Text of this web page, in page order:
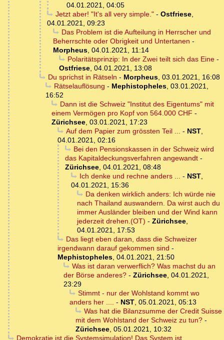
04.01.2021, 04:05
Jetzt aber! "It's all very simple."- Ostfriese,
04.01.2021, 09:23
Das Problem ist die Aufteilung in Herrscher und
Beherrschte oder Obrigkeit und Untertanen -
Morpheus, 04.01.2021, 11:14
Polaritätsprinzip: In der Zwei teilt sich das Eine-
Ostfriese, 04.01.2021, 13:08
Du sprichst in Rätseln - Morpheus, 03.01.2021, 16:08
Rätselauflösung - Mephistopheles, 03.01.2021,
16:52
Dann ist die Schweiz "Institut des Eigentums" mit
einem Vermögen pro Kopf von 564.000 CHF -
Zürichsee, 03.01.2021, 17:23
Auf dem Papier zum grössten Teil ... - NST,
04.01.2021, 02:16
Bei den Pensionskassen in der Schweiz wird
das Kapitaldeckungsverfahren angewandt -
Zürichsee, 04.01.2021, 08:48
Ich denke und rechne anders ... - NST,
04.01.2021, 15:36
Da denken wirklich anders: Ich würde nie
nach Thailand auswandern. Da wirst auch du
immer Ausländer bleiben und der Wind kann
jederzeit drehen.(OT) - Zürichsee,
04.01.2021, 17:53
Das liegt eben daran, dass die Schweizer
irgendwann darauf gekommen sind -
Mephistopheles, 04.01.2021, 21:50
Was ist daran verwerflich? Was machst du an
der Börse anderes? - Zürichsee, 04.01.2021,
23:29
Stimmt - nur der Wohlstand kommt wo
anders her .... - NST, 05.01.2021, 05:13
Was hat die Bilanzsumme der Credit Suisse
mit dem Wohlstand der Schweiz zu tun? -
Zürichsee, 05.01.2021, 10:32
Demokratie ist die Systemsimulation! Das System ist